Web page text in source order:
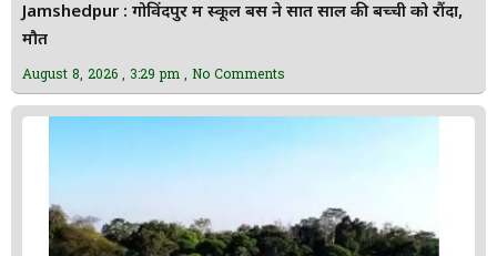
Jamshedpur : गोविंदपुर में स्कूल बस ने सात साल की बच्ची को रौंदा,
मौत
August 8, 2026 3:29 pm No Comments